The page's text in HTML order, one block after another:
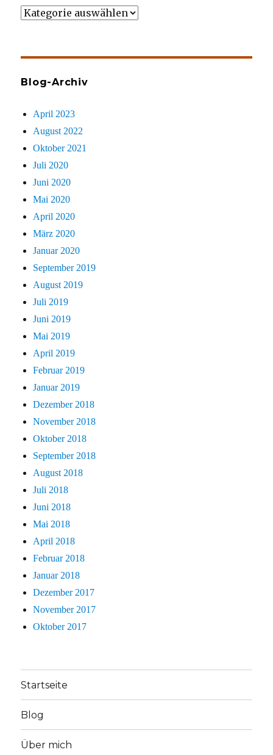
Wer
Blog-Archiv
April 2023
August 2022
Oktober 2021
Juli 2020
Juni 2020
Mai 2020
April 2020
März 2020
Januar 2020
September 2019
August 2019
Juli 2019
Juni 2019
Mai 2019
April 2019
Februar 2019
Januar 2019
Dezember 2018
November 2018
Oktober 2018
September 2018
August 2018
Juli 2018
Juni 2018
Mai 2018
April 2018
Februar 2018
Januar 2018
Dezember 2017
November 2017
Oktober 2017
Startseite
Blog
Über mich